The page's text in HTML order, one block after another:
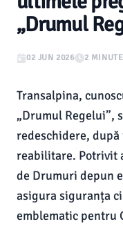
„Drumul
02 JUN 2026 2
Transalpina,
„Drumul Regelui”,
redeschidere,
reabilitare. Potrivit
de Drumuri depun
asigura siguranța
emblematic pentru